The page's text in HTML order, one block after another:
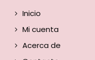
Inicio
Mi cuenta
Acerca de